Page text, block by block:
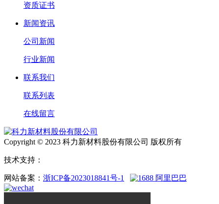
资质证书
新闻资讯
公司新闻
行业新闻
联系我们
联系列表
在线留言
Copyright © 2023 科力新材料股份有限公司 版权所有
技术支持：
网站备案： 浙ICP备2023018841号-1 阿里巴巴